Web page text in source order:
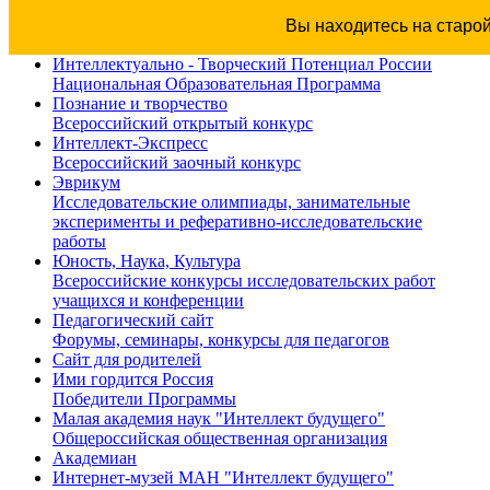
Вы находитесь на
Интеллектуально - Творческий Потенциал России
Национальная Образовательная Программа
Познание и творчество
Всероссийский открытый конкурс
Интеллект-Экспресс
Всероссийский заочный конкурс
Эврикум
Исследовательские олимпиады, занимательные
эксперименты и реферативно-исследовательские
работы
Юность, Наука, Культура
Всероссийские конкурсы исследовательских работ
учащихся и конференции
Педагогический сайт
Форумы, семинары, конкурсы для педагогов
Сайт для родителей
Ими гордится Россия
Победители Программы
Малая академия наук "Интеллект будущего"
Общероссийская общественная организация
Академиан
Интернет-музей МАН "Интеллект будущего"